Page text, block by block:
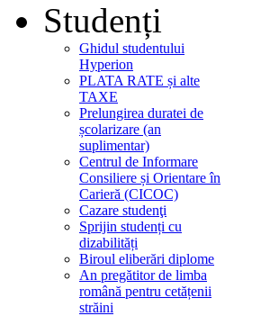
Studenți
Ghidul studentului
Hyperion
PLATA RATE și alte
TAXE
Prelungirea duratei de
școlarizare (an
suplimentar)
Centrul de Informare
Consiliere și Orientare în
Carieră (CICOC)
Cazare studenţi
Sprijin studenți cu
dizabilități
Biroul eliberări diplome
An pregătitor de limba
română pentru cetățenii
străini